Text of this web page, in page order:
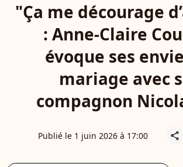
"Ça me décourage
: Anne-Claire
évoque ses
mariage avec
compagnon
Publié le 1 juin 2026 à 17:00 share